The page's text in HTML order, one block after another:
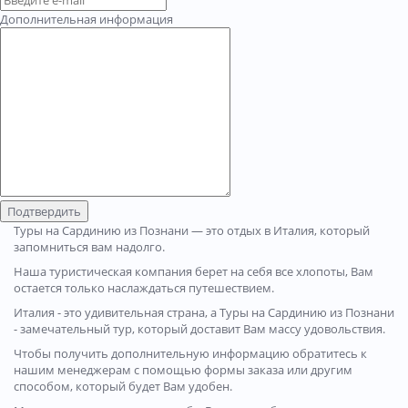
Дополнительная информация
Подтвердить
Туры на Сардинию из Познани — это отдых в Италия, который
запомниться вам надолго.
Наша туристическая компания берет на себя все хлопоты, Вам
остается только наслаждаться путешествием.
Италия - это удивительная страна, а Туры на Сардинию из Познани
- замечательный тур, который доставит Вам массу удовольствия.
Чтобы получить дополнительную информацию обратитесь к
нашим менеджерам с помощью формы заказа или другим
способом, который будет Вам удобен.